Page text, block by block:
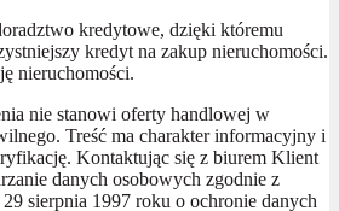
kredytowe, dzięki któremu
kredyt na zakup nieruchomości.
nieruchomości.
nie stanowi oferty handlowej w
Treść ma charakter informacyjny i
Kontaktując się z biurem Klient
danych osobowych zgodnie z
sierpnia 1997 roku o ochronie danych